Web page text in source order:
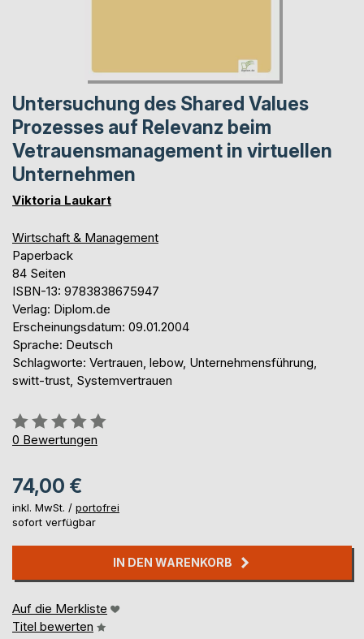
Untersuchung des Shared Values
Prozesses auf Relevanz beim
Vetrauensmanagement in virtuellen
Unternehmen
Viktoria Laukart
Wirtschaft & Management
Paperback
84 Seiten
ISBN-13: 9783838675947
Verlag: Diplom.de
Erscheinungsdatum: 09.01.2004
Sprache: Deutsch
Schlagworte: Vertrauen, lebow, Unternehmensführung,
switt-trust, Systemvertrauen
Bewertung::
0%
0 Bewertungen
74,00 €
inkl. MwSt. / portofrei
sofort verfügbar
IN DEN WARENKORB
Auf die Merkliste
Titel bewerten